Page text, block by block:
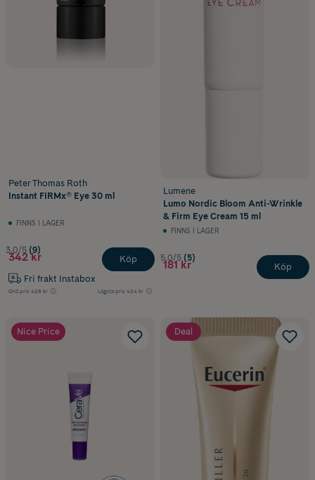
Peter Thomas Roth
Instant FIRMx® Eye 30 ml
FINNS I LAGER
3.0/5 (9)
342 kr
Fri frakt Instabox
Ord.pris 428 kr Lägsta pris 424 kr
Köp
Lumene
Lumo Nordic Bloom Anti-Wrinkle
& Firm Eye Cream 15 ml
FINNS I LAGER
5.0/5 (5)
181 kr Köp
Nice Price Deal